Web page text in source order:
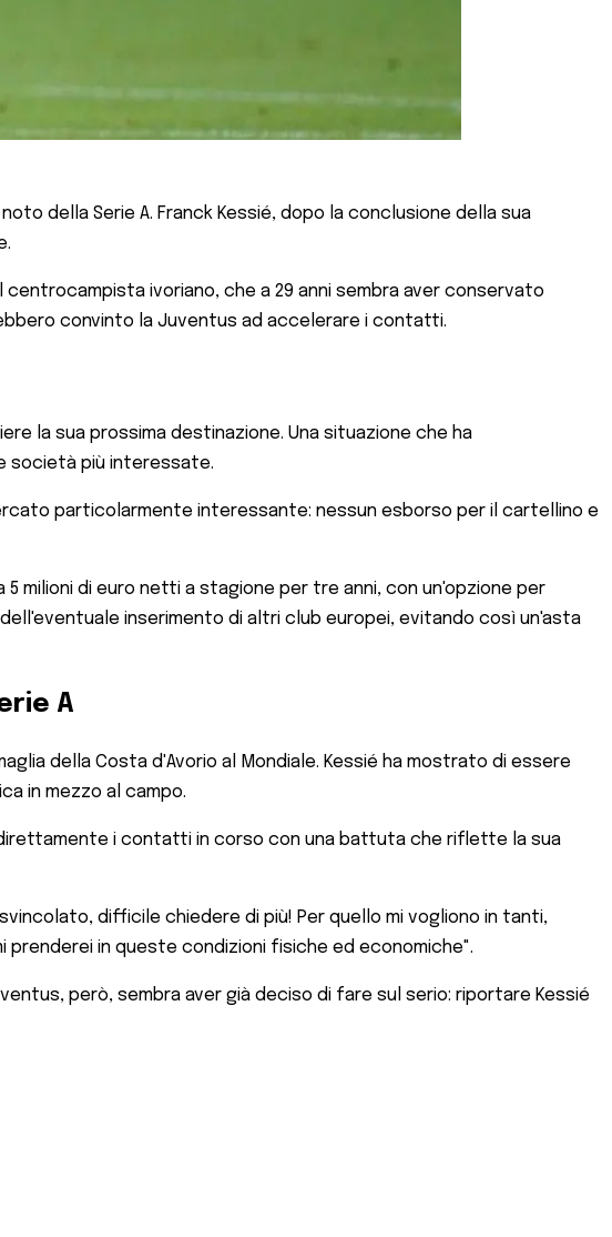
della Serie A. Franck Kessié, dopo la conclusione della sua
ivoriano, che a 29 anni sembra aver conservato
convinto la Juventus ad accelerare i contatti.
la sua prossima destinazione. Una situazione che ha
società più interessate.
particolarmente interessante: nessun esborso per il cartellino e
milioni di euro netti a stagione per tre anni, con un'opzione per
inserimento di altri club europei, evitando così un'asta
A
della Costa d'Avorio al Mondiale. Kessié ha mostrato di essere
in mezzo al campo.
i contatti in corso con una battuta che riflette la sua
difficile chiedere di più! Per quello mi vogliono in tanti,
prenderei in queste condizioni fisiche ed economiche".
però, sembra aver già deciso di fare sul serio: riportare Kessié